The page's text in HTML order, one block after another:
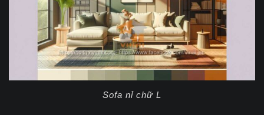
Sofa nỉ chữ L